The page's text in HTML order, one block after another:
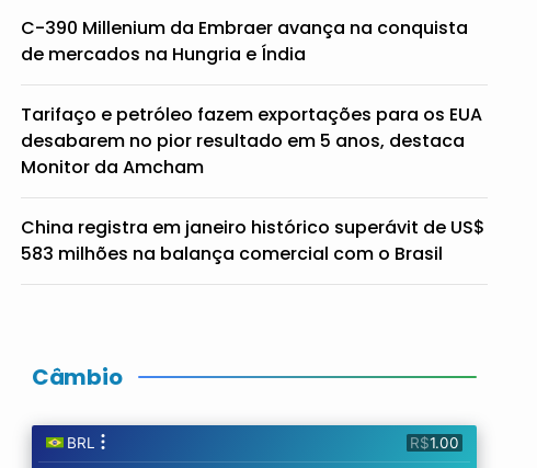
C-390 Millenium da Embraer avança na conquista
de mercados na Hungria e Índia
Tarifaço e petróleo fazem exportações para os EUA
desabarem no pior resultado em 5 anos, destaca
Monitor da Amcham
China registra em janeiro histórico superávit de US$
583 milhões na balança comercial com o Brasil
Câmbio